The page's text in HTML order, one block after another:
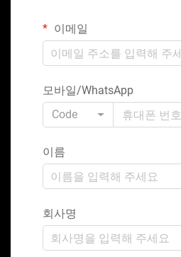
이메일
모바일/WhatsApp
Code
이름
회사명